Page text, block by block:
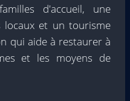
d'accueil, une
locaux et un tourisme
qui aide à restaurer à
et les moyens de